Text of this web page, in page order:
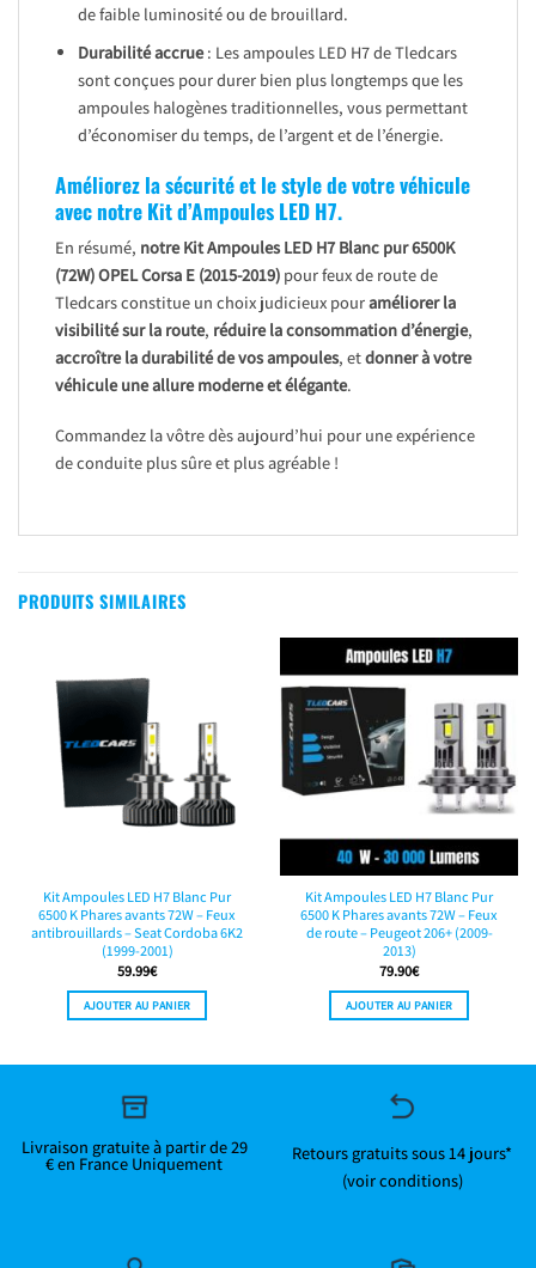
de faible luminosité ou de brouillard.
Durabilité accrue: Les ampoules LED H7 de Tledcars
sont conçues pour durer bien plus longtemps que les
ampoules halogènes traditionnelles, vous permettant
d’économiser du temps, de l’argent et de l’énergie.
Améliorez la sécurité et le style de votre véhicule
avec notre Kit d’Ampoules LED H7.
En résumé, notre Kit Ampoules LED H7 Blanc pur 6500K
(72W)OPEL Corsa E (2015-2019) pour feux de route de
Tledcars constitue un choix judicieux pouraméliorer la
visibilité sur la route, réduire la consommation d’énergie,
accroître la durabilité de vos ampoules, etdonner à votre
véhicule une allure moderne et élégante.
Commandez la vôtre dès aujourd’hui pour une expérience
de conduite plus sûre et plus agréable !
PRODUITS SIMILAIRES
Kit Ampoules LED H7 Blanc Pur
6500 K Phares avants 72W – Feux
antibrouillards – Seat Cordoba 6K2
(1999-2001)
59.99€
AJOUTER AU PANIER
Kit Ampoules LED H7 Blanc Pur
6500 K Phares avants 72W – Feux
de route – Peugeot 206+ (2009-
2013)
79.90€
AJOUTER AU PANIER
Livraison gratuite à partir de 29
€ en France Uniquement
Retours gratuits sous 14 jours*
(voir conditions)